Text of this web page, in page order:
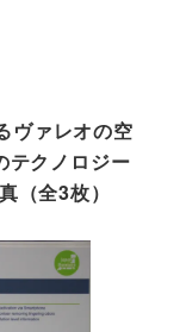
ヴァレオの空
テクノロジー
（全3枚）